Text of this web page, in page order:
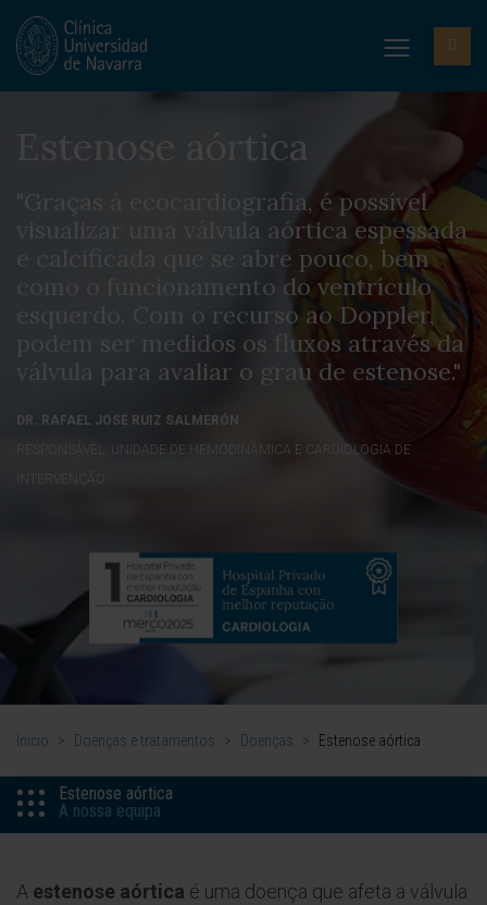
Estenose aórtica
"Graças à ecocardiografia, é possível
visualizar uma válvula aórtica espessada
e calcificada que se abre pouco, bem
como o funcionamento do ventrículo
esquerdo. Com o recurso ao Doppler,
podem ser medidos os fluxos através da
válvula para avaliar o grau de estenose."
DR. RAFAEL JOSÉ RUIZ SALMERÓN
RESPONSÁVEL. UNIDADE DE HEMODINÂMICA E CARDIOLOGIA DE
INTERVENÇÃO
Inicio > Doenças e tratamentos > Doenças > Estenose aórtica
Estenose aórtica
A nossa equipa
A estenose aórtica é uma doença que afeta a válvula